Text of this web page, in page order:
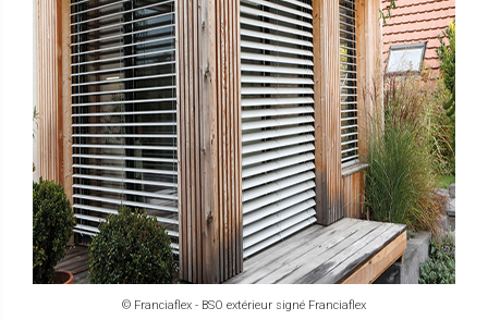
© Franciaflex - BSO extérieur signé Franciaflex